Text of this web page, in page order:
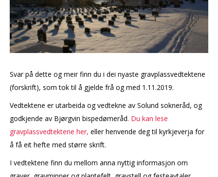
Svar på dette og meir finn du i dei nyaste gravplassvedtektene
(forskrift), som tok til å gjelde frå og med 1.11.2019.
Vedtektene er utarbeida og vedtekne av Solund sokneråd, og
godkjende av Bjørgvin bispedømeråd. Du kan lese
gravplassvedtektene her, eller henvende deg til kyrkjeverja for
å få eit hefte med større skrift.
I vedtektene finn du mellom anna nyttig informasjon om